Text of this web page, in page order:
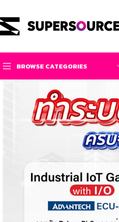
BROWSE CATEGORIES